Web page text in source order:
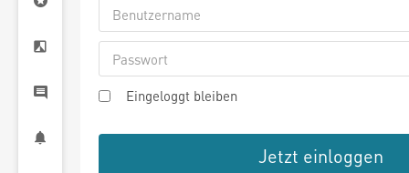
Eingeloggt bleiben
Jetzt einloggen